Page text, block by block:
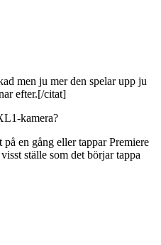
men ju mer den spelar upp ju
efter.[/citat]
kamera?
en gång eller tappar Premiere
ställe som det börjar tappa